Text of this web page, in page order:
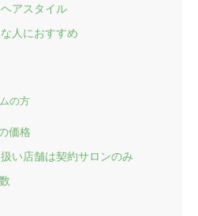
アスタイル
人におすすめ
の方
価格
い店舗は契約サロンのみ